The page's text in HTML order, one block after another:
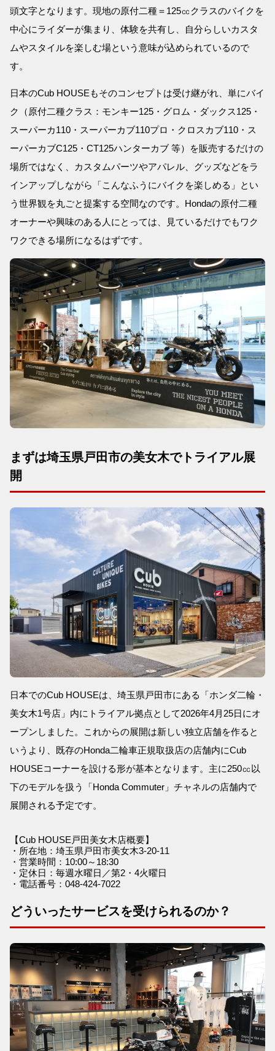
頭文字となります。現地の原付二種＝125㏄クラスのバイクを
中心にライダーが集まり、体験を共有し、自分らしいカスタ
ムやスタイルを楽しむ場という意味が込められているので
す。
日本のCub HOUSEもそのコンセプトは受け継がれ、単にバイ
ク（原付二種クラス：モンキー125・グロム・ダックス125・
スーパーカ110・スーパーカブ110プロ・クロスカブ110・ス
ーパーカブC125・CT125ハンターカブ 等）を販売するだけの
場所ではなく、カスタムパーツやアパレル、グッズなどをラ
インアップしながら「こんなふうにバイクを楽しめる」とい
う世界観を丸ごと提案する空間なのです。Hondaの原付二種
オーナーや興味のある人にとっては、見ているだけでもワク
ワクできる場所になるはずです。
まずは埼玉県戸田市の美女木でトライアル展
開
日本でのCub HOUSEは、埼玉県戸田市にある「ホンダ二輪・
美女木1号店」内にトライアル拠点として2026年4月25日にオ
ープンしました。これからの展開は新しい独立店舗を作ると
いうより、既存のHonda二輪車正規取扱店の店舗内にCub
HOUSEコーナーを設ける形が基本となります。主に250㏄以
下のモデルを扱う「Honda Commuter」チャネルの店舗内で
展開される予定です。
【Cub HOUSE戸田美女木店概要】
・所在地：埼玉県戸田市美女木3-20-11
・営業時間：10:00～18:30
・定休日：毎週水曜日／第2・4火曜日
・電話番号：048-424-7022
どういったサービスを受けられるのか？